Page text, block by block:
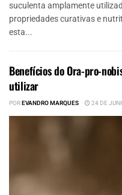
suculenta amplamente
propriedades curativas e
esta...
Benefícios do Ora-pro-
utilizar
POREVANDRO MARQUES 24 DE